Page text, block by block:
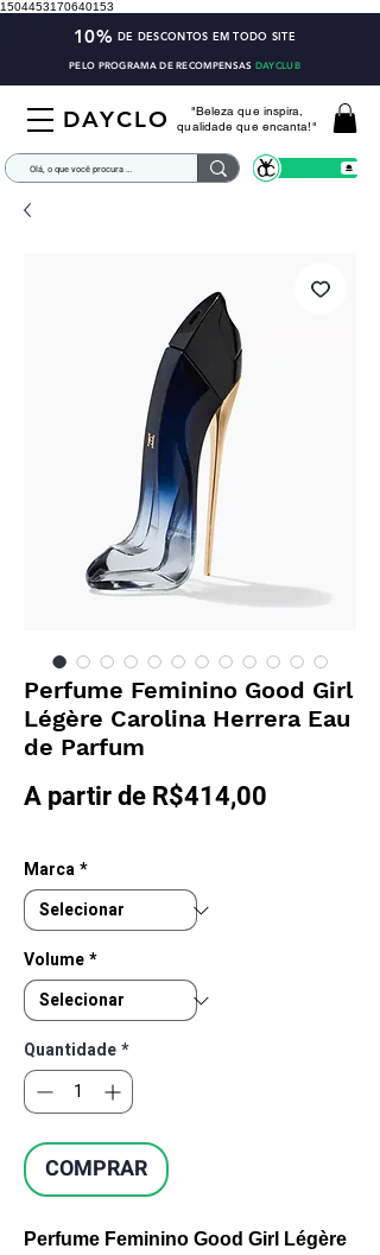
1504453170640153
10% DE DESCONTOS EM TODO SITE
PELO PROGRAMA DE RECOMPENSAS DAYCLUB
DAYCLO
"Beleza que inspira,
qualidade que encanta!"
Perfume Feminino Good Girl
Légère Carolina Herrera Eau
de Parfum
A partir de R$414,00
Marca*
Volume*
Quantidade*
COMPRAR
Perfume Feminino Good Girl Légère